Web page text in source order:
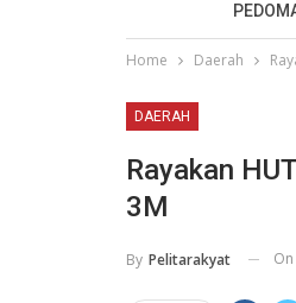
Home Daerah
DAERAH
Rayakan
3M
By Pelitarakyat On